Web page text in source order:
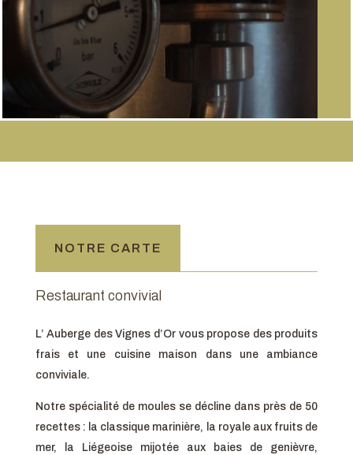
NOTRE CARTE
Restaurant convivial
L’ Auberge des Vignes d’Or vous propose des produits
frais et une cuisine maison dans une ambiance
conviviale.
Notre spécialité de moules se décline dans près de 50
recettes : la classique marinière, la royale aux fruits de
mer, la Liégeoise mijotée aux baies de genièvre,